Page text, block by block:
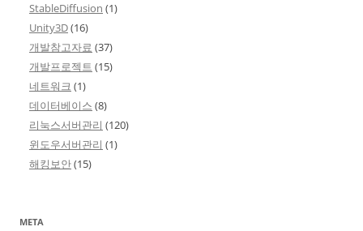
StableDiffusion (1)
Unity3D(16)
개발참고자료 (37)
개발프로젝트 (15)
네트워크 (1)
데이터베이스 (8)
리눅스서버관리 (120)
윈도우서버관리 (1)
해킹보안(15)
META